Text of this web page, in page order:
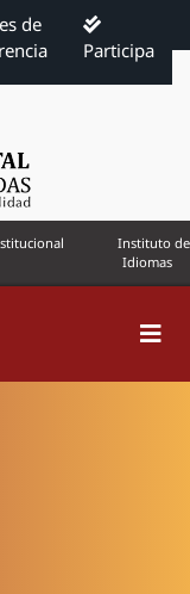
de
Participa
Instituto de
Idiomas